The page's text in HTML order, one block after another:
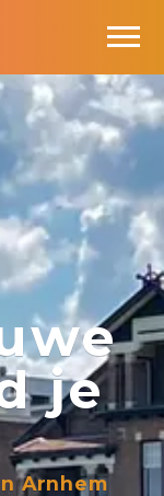
je
Arnhem